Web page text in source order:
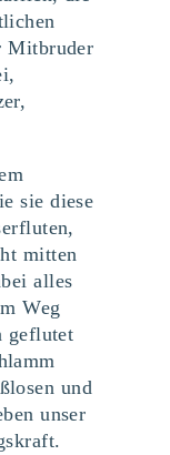
Mitbruder
sie diese
mitten
alles
Weg
geflutet
und
unser